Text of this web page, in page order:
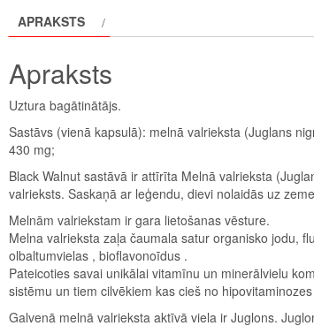
APRAKSTS
Apraksts
Uztura bagātinātājs.
Sastāvs (vienā kapsulā): melnā valrieksta (Juglans
430 mg;
Black Walnut sastāvā ir attīrīta Melnā valrieksta
valrieksts. Saskaņā ar leģendu, dievi nolaidās uz
Melnām valriekstam ir gara lietošanas vēsture.
Melna valrieksta zaļa čaumala satur organisko jodu,
olbaltumvielas , bioflavonoīdus .
Pateicoties savai unikālai vitamīnu un minerālvielu
sistēmu un tiem cilvēkiem kas cieš no
Galvenā melnā valrieksta aktīvā viela ir Juglons.